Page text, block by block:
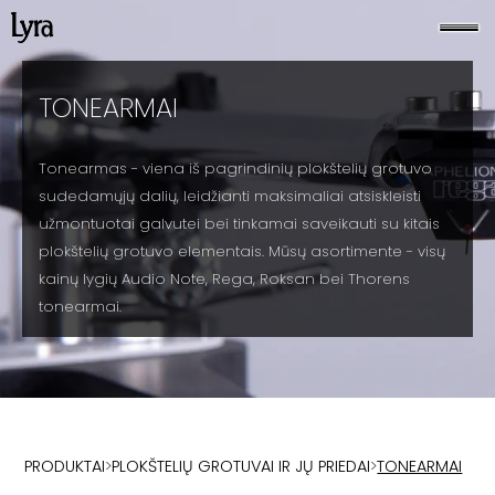
TONEARMAI
Tonearmas - viena iš pagrindinių plokštelių grotuvo
sudedamųjų dalių, leidžianti maksimaliai atsiskleisti
užmontuotai galvutei bei tinkamai saveikauti su kitais
plokštelių grotuvo elementais. Mūsų asortimente - visų
kainų lygių Audio Note, Rega, Roksan bei Thorens
tonearmai.
PRODUKTAI>PLOKŠTELIŲ GROTUVAI IR JŲ PRIEDAI>TONEARMAI